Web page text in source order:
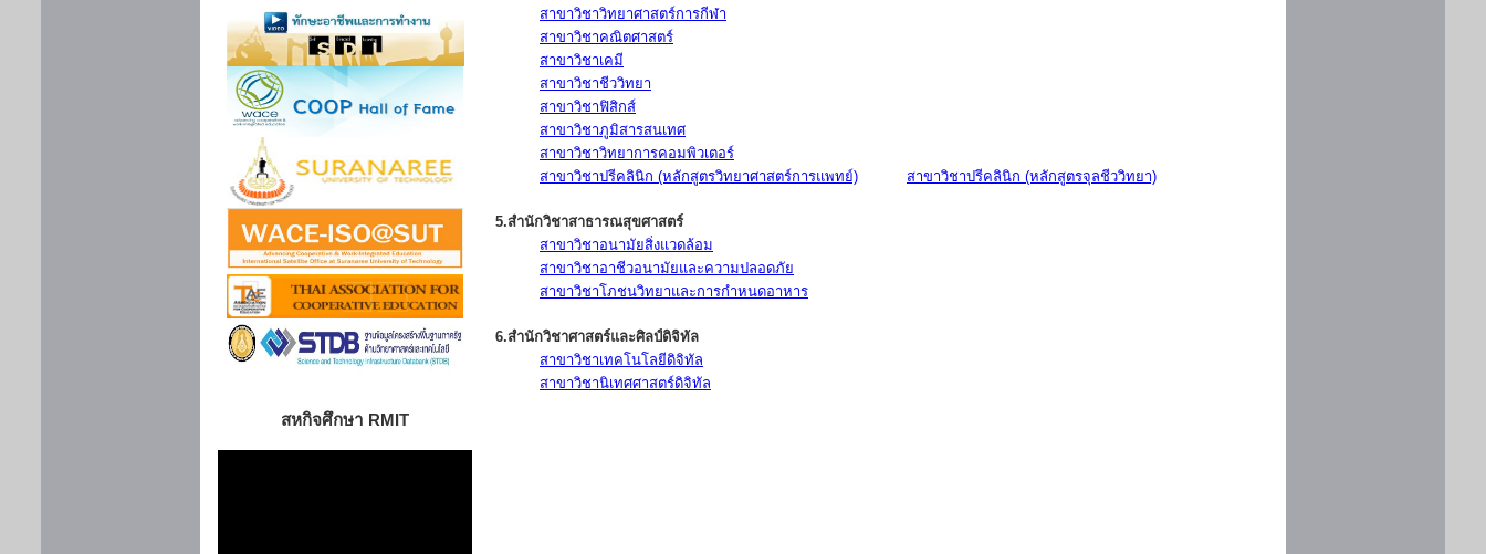
สหกิจศึกษา RMIT
สาขาวิชาวิทยาศาสตร์การกีฬา
สาขาวิชาคณิตศาสตร์
สาขาวิชาเคมี
สาขาวิชาชีววิทยา
สาขาวิชาฟิสิกส์
สาขาวิชาภูมิสารสนเทศ
สาขาวิชาวิทยาการคอมพิวเตอร์
สาขาวิชาปรีคลินิก (หลักสูตรวิทยาศาสตร์การแพทย์)
สาขาวิชาปรีคลินิก (หลักสูตรจุลชีววิทยา)
5.สำนักวิชาสาธารณสุขศาสตร์
สาขาวิชาอนามัยสิ่งแวดล้อม
สาขาวิชาอาชีวอนามัยและความปลอดภัย
สาขาวิชาโภชนวิทยาและการกำหนดอาหาร
6.สำนักวิชาศาสตร์และศิลป์ดิจิทัล
สาขาวิชาเทคโนโลยีดิจิทัล
สาขาวิชานิเทศศาสตร์ดิจิทัล